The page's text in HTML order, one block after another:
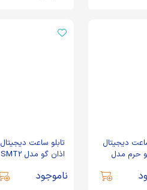
دیجیتال
حرم مدل
تابلو ساعت دیجیتال
اذان گو مدل SMT2
ناموجود